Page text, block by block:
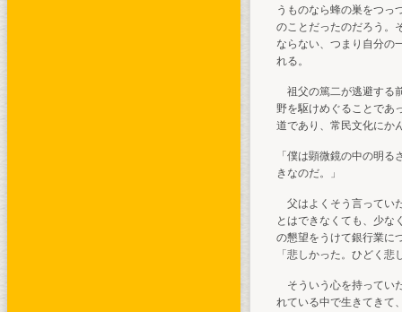
うものなら蜂の巣をつ
のことだったのだろう。
ならない、つまり自分の
れる。
祖父の篤二が逃避する
野を駆けめぐることであ
道であり、常民文化にか
「僕は顕微鏡の中の明
きなのだ。」
父はよくそう言ってい
とはできなくても、少な
の懇望をうけて銀行業に
「悲しかった。ひどく
そういう心を持ってい
れている中で生きてきて